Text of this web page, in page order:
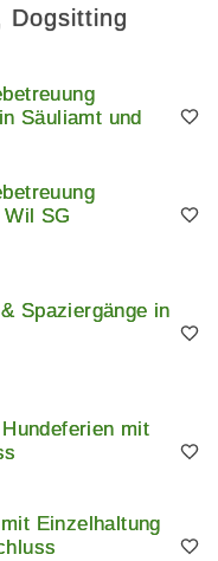
Dogsitting
Säuliamt und
SG
Spaziergänge in
mit
Einzelhaltung